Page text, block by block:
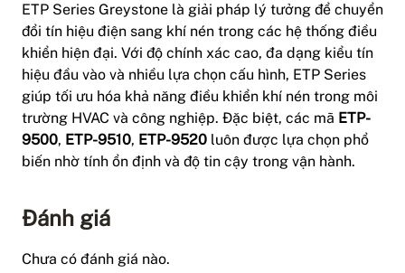
ETP Series Greystone là giải pháp lý tưởng để chuyển
đổi tín hiệu điện sang khí nén trong các hệ thống điều
khiển hiện đại. Với độ chính xác cao, đa dạng kiểu tín
hiệu đầu vào và nhiều lựa chọn cấu hình, ETP Series
giúp tối ưu hóa khả năng điều khiển khí nén trong môi
trường HVAC và công nghiệp. Đặc biệt, các mã ETP-
9500, ETP-9510, ETP-9520 luôn được lựa chọn phổ
biến nhờ tính ổn định và độ tin cậy trong vận hành.
Đánh giá
Chưa có đánh giá nào.